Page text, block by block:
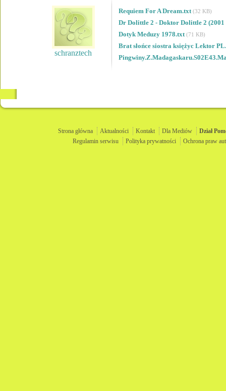
schranztech
Requiem For A Dream.txt (32 KB)
Dr Dolittle 2 - Doktor Dolittle 2
Dotyk Meduzy 1978.txt (71 KB)
Brat słońce siostra księżyc Lektor
Strona główna Aktualności Kontakt Dla Mediów Dział
Regulamin serwisu
Polityka prywatności Ochrona praw